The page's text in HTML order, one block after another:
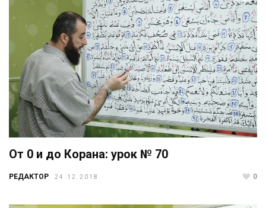
От 0 и до Корана: урок № 70
РЕДАКТОР 24.12.2018 0